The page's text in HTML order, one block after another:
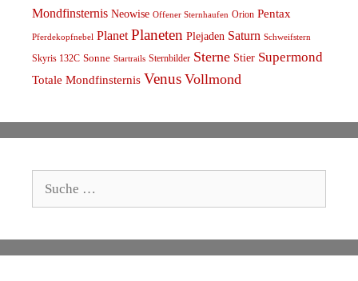
Mondfinsternis Neowise Offener Sternhaufen Orion Pentax
Pferdekopfnebel Planet Planeten Plejaden Saturn Schweifstern
Skyris 132C Sonne Startrails Sternbilder Sterne Stier Supermond
Totale Mondfinsternis Venus Vollmond